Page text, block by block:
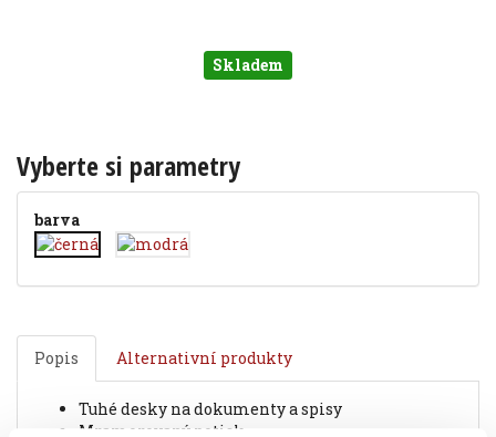
Skladem
Vyberte si parametry
barva
Popis Alternativní produkty
tuhé desky na dokumenty a spisy
mramorovaný potisk